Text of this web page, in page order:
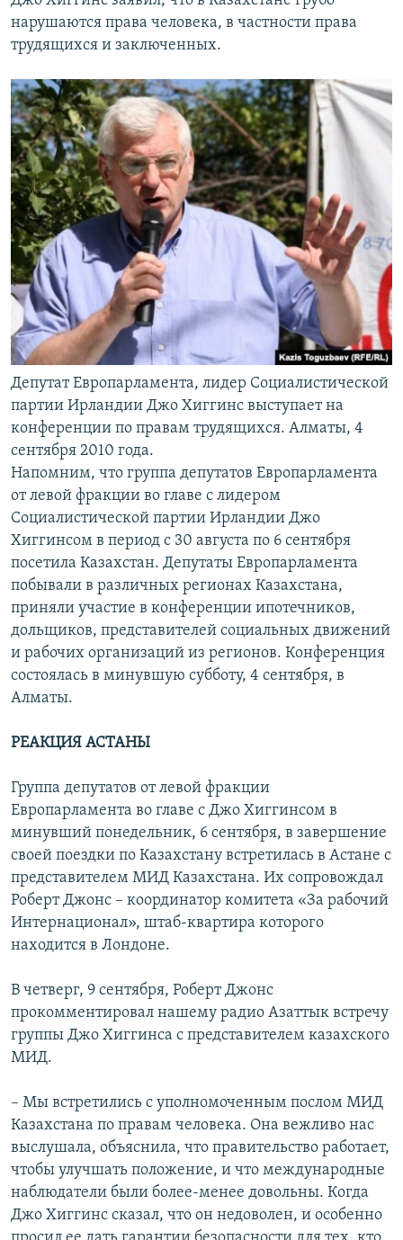
нарушаются права человека, в частности права
трудящихся и заключенных.
Депутат Европарламента, лидер Социалистической
партии Ирландии Джо Хиггинс выступает на
конференции по правам трудящихся. Алматы, 4
сентября 2010 года.
Напомним, что группа депутатов Европарламента
от левой фракции во главе с лидером
Социалистической партии Ирландии Джо
Хиггинсом в период с 30 августа по 6 сентября
посетила Казахстан. Депутаты Европарламента
побывали в различных регионах Казахстана,
приняли участие в конференции ипотечников,
дольщиков, представителей социальных движений
и рабочих организаций из регионов. Конференция
состоялась в минувшую субботу, 4 сентября, в
Алматы.
РЕАКЦИЯ АСТАНЫ
Группа депутатов от левой фракции
Европарламента во главе с Джо Хиггинсом в
минувший понедельник, 6 сентября, в завершение
своей поездки по Казахстану встретилась в Астане с
представителем МИД Казахстана. Их сопровождал
Роберт Джонс – координатор комитета «За рабочий
Интернационал», штаб-квартира которого
находится в Лондоне.
В четверг, 9 сентября, Роберт Джонс
прокомментировал нашему радио Азаттык встречу
группы Джо Хиггинса с представителем казахского
МИД.
– Мы встретились с уполномоченным послом МИД
Казахстана по правам человека. Она вежливо нас
выслушала, объяснила, что правительство работает,
чтобы улучшать положение, и что международные
наблюдатели были более-менее довольны. Когда
Джо Хиггинс сказал, что он недоволен, и особенно